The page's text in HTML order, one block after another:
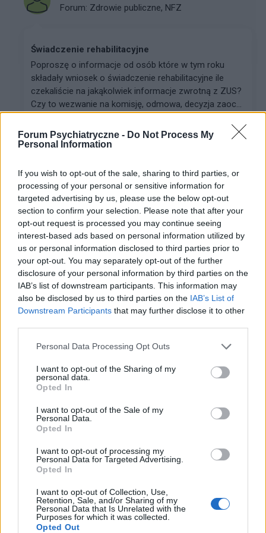
Forum Psychiatryczne - Do Not Process My
Personal Information
If you wish to opt-out of the sale, sharing to third parties, or
processing of your personal or sensitive information for
targeted advertising by us, please use the below opt-out
section to confirm your selection. Please note that after your
opt-out request is processed you may continue seeing
interest-based ads based on personal information utilized by
us or personal information disclosed to third parties prior to
your opt-out. You may separately opt-out of the further
disclosure of your personal information by third parties on the
IAB’s list of downstream participants. This information may
also be disclosed by us to third parties on the IAB’s List of
Downstream Participants that may further disclose it to other
Personal Data Processing Opt Outs
I want to opt-out of the Sharing of my
personal data.
Opted In
I want to opt-out of the Sale of my
Personal Data.
Opted In
I want to opt-out of processing my
Personal Data for Targeted Advertising.
Opted In
I want to opt-out of Collection, Use,
Retention, Sale, and/or Sharing of my
Personal Data that Is Unrelated with the
Purposes for which it was collected.
Opted Out
Forum: Zdrowie publiczne, NFZ
Świadczenie rehabilitacyjne
Poproszę o informacje od osób które w tym roku
składały wniosek o świadczenie rehabilitacyjne ile
czekaliście na jakąkolwiek informacje zwrotną z ZUS?
Czy to wezwanie na komisję, odmowa, decyzja zaoc...
kingaaa89
Rozmowa, co jest ze mna nie tak, jak nauczyc sie
wiecej mowic o sobie?
Jak zacząć więcej mówić o sobie? Mój problem
polega na tym że wole słuchać innych niż mówić. Ale
zaczyna to być bardzo męczące, ponieważ np po
świętach i wizytach rodzinnych, rodzina/rodzeństwo
podc...
Odstawienie medikinetu
Witam, z moim psychiatrą z przyczyn niewiadomych
od kilku dni nie ma kontaktu, z tego powodu jestem
zmuszony spytać tutaj. Na ostatnim spotkaniu
rozmawialiśmy o odstawianiu medikinetu na rzecz
elvans...
alieen1992
Forum:Psychiatria - grupa dla rodziny i pacjenta